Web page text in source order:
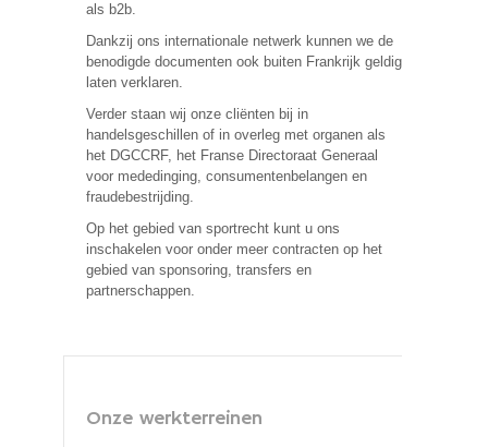
als b2b.
Dankzij ons internationale netwerk kunnen we de
benodigde documenten ook buiten Frankrijk geldig
laten verklaren.
Verder staan wij onze cliënten bij in
handelsgeschillen of in overleg met organen als
het DGCCRF, het Franse Directoraat Generaal
voor mededinging, consumentenbelangen en
fraudebestrijding.
Op het gebied van sportrecht kunt u ons
inschakelen voor onder meer contracten op het
gebied van sponsoring, transfers en
partnerschappen.
Onze werkterreinen